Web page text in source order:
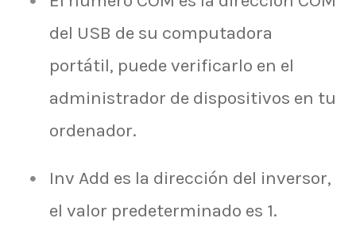
del USB de su computadora
portátil, puede verificarlo en el
administrador de dispositivos en tu
ordenador.
Inv Add es la dirección del inversor,
el valor predeterminado es 1.